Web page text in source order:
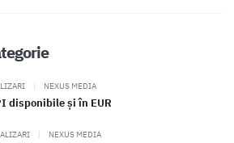
| NEXUS MEDIA
disponibile și în EUR
| NEXUS MEDIA